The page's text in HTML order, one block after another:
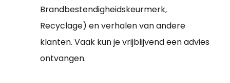
Brandbestendigheidskeurmerk,
Recyclage) en verhalen van andere
klanten. Vaak kun je vrijblijvend een advies
ontvangen.